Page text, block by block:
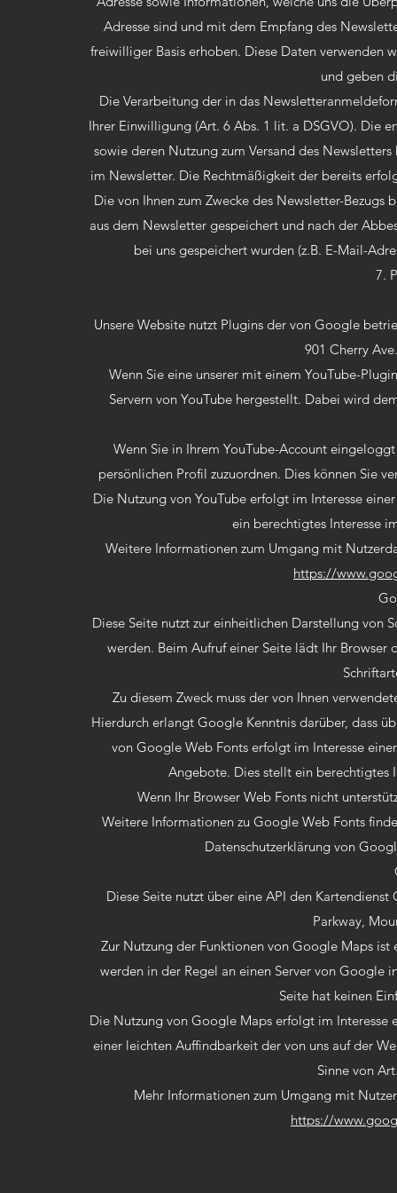
Adresse sind und mit dem Empfang des
freiwilliger Basis erhoben. Diese Daten verwenden
und geben
Die Verarbeitung der in das
Ihrer Einwilligung (Art. 6 Abs. 1 lit. a DSGVO). Die
sowie deren Nutzung zum Versand des
im Newsletter. Die Rechtmäßigkeit der bereits
Die von Ihnen zum Zwecke des Newsletter-
aus dem Newsletter gespeichert und nach der
bei uns gespeichert wurden (z.B. E-Mail-
7.
Unsere Website nutzt Plugins der von Google
901 Cherry
Wenn Sie eine unserer mit einem YouTube-
Servern von YouTube hergestellt. Dabei wird
Wenn Sie in Ihrem YouTube-Account
persönlichen Profil zuzuordnen. Dies können Sie
Die Nutzung von YouTube erfolgt im Interesse
ein berechtigtes Interesse
Weitere Informationen zum Umgang mit
https://
Diese Seite nutzt zur einheitlichen Darstellung von
werden. Beim Aufruf einer Seite lädt Ihr
Zu diesem Zweck muss der von Ihnen
Hierdurch erlangt Google Kenntnis darüber, dass
von Google Web Fonts erfolgt im Interesse
Angebote. Dies stellt ein berechtigtes
Wenn Ihr Browser Web Fonts nicht
Weitere Informationen zu Google Web Fonts
Datenschutzerklärung von
Diese Seite nutzt über eine API den
Parkway,
Zur Nutzung der Funktionen von Google Maps ist
werden in der Regel an einen Server von Google
Seite hat keinen
Die Nutzung von Google Maps erfolgt im Interesse
einer leichten Auffindbarkeit der von uns auf der
Sinne von
Mehr Informationen zum Umgang mit
https://